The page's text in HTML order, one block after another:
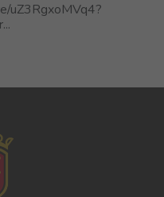
uZ3RgxoMVq4?